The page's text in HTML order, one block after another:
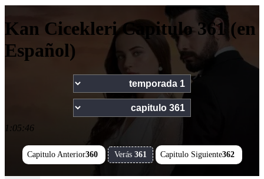
Kan Cicekleri Capitulo 361 (en
Español)
1:05:46
Capitulo Anterior360 Verás 361 Capitulo Siguiente362